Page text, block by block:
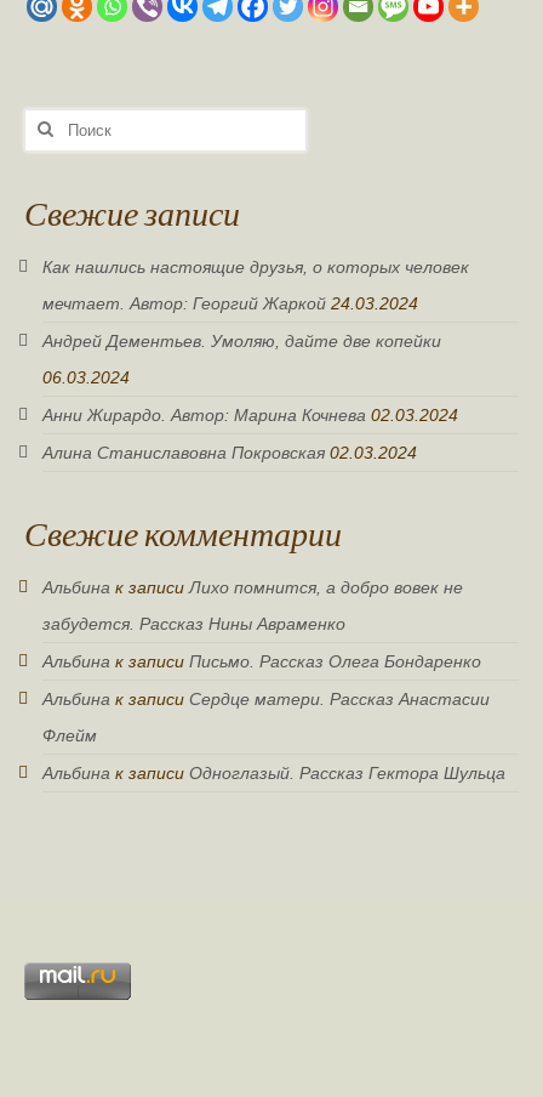
Поиск:
Свежие записи
Как нашлись настоящие друзья, о которых человек
мечтает. Автор: Георгий Жаркой 24.03.2024
Андрей Дементьев. Умоляю, дайте две копейки
06.03.2024
Анни Жирардо. Автор: Марина Кочнева 02.03.2024
Алина Станиславовна Покровская 02.03.2024
Свежие комментарии
Альбина к записи Лихо помнится, а добро вовек не
забудется. Рассказ Нины Авраменко
Альбина к записи Письмо. Рассказ Олега Бондаренко
Альбина к записи Сердце матери. Рассказ Анастасии
Флейм
Альбина к записи Одноглазый. Рассказ Гектора Шульца